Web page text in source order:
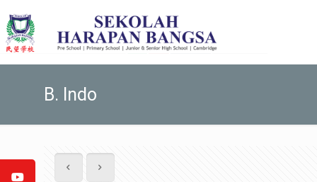
B. Indo